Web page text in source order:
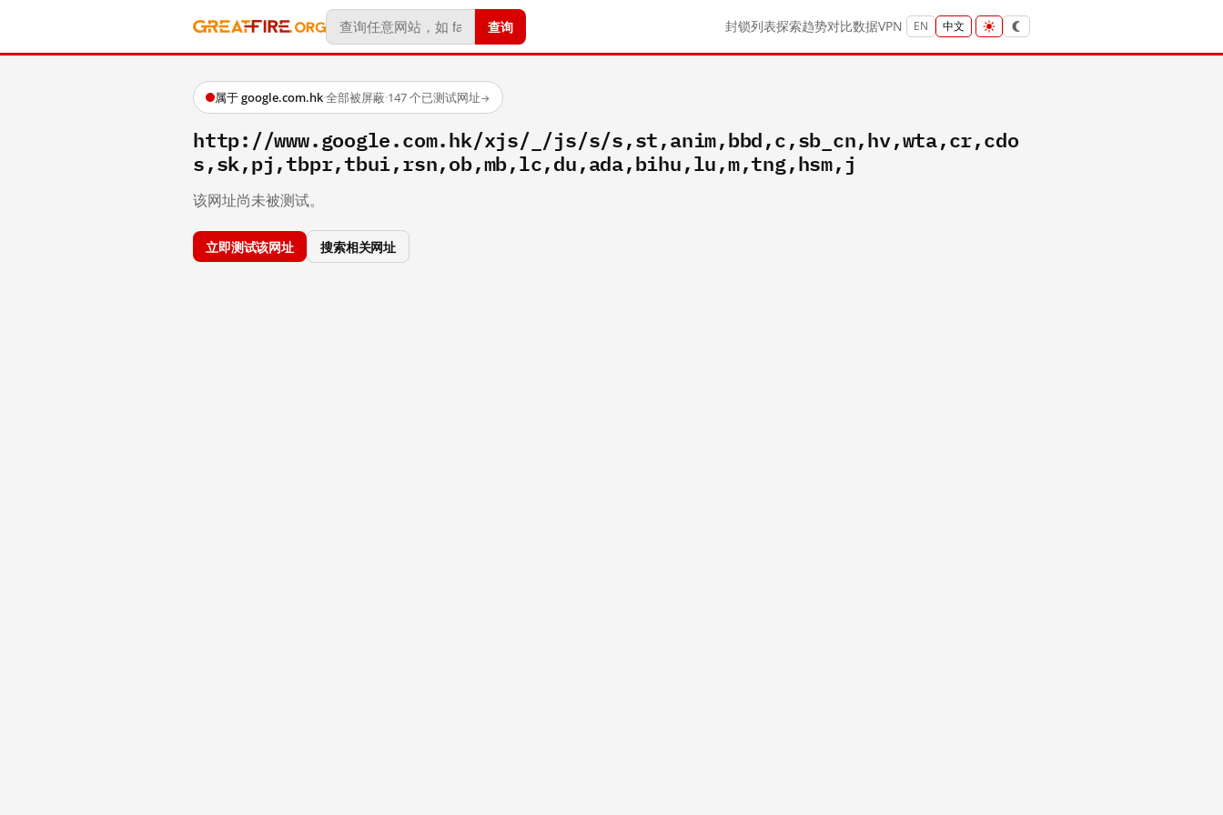
查询 封锁列表探索趋势对比数据VPN EN 中文
属于 google.com.hk·全部被屏蔽·147 个已测试网址→
http://www.google.com.hk/xjs/_/js/s/s,st,anim,bbd,c,sb_cn,hv,wta,cr,cdo
s,sk,pj,tbpr,tbui,rsn,ob,mb,lc,du,ada,bihu,lu,m,tng,hsm,j
该网址尚未被测试。
立即测试该网址 搜索相关网址